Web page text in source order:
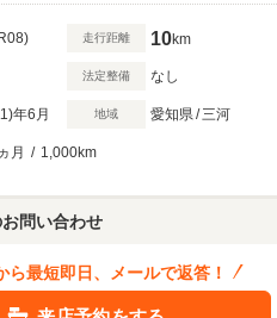
走行距離 10km
法定整備 なし
年6月 地域 愛知県/三河
月 / 1,000km
問い合わせ
ら最短即日、メールで返答！
154
果を見る